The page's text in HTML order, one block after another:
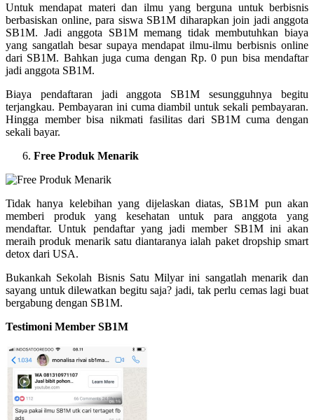
Untuk mendapat materi dan ilmu yang berguna untuk berbisnis
berbasiskan online, para siswa SB1M diharapkan join jadi anggota
SB1M. Jadi anggota SB1M memang tidak membutuhkan biaya
yang sangatlah besar supaya mendapat ilmu-ilmu berbisnis online
dari SB1M. Bahkan juga cuma dengan Rp. 0 pun bisa mendaftar
jadi anggota SB1M.
Biaya pendaftaran jadi anggota SB1M sesungguhnya begitu
terjangkau. Pembayaran ini cuma diambil untuk sekali pembayaran.
Hingga member bisa nikmati fasilitas dari SB1M cuma dengan
sekali bayar.
Free Produk Menarik
Tidak hanya kelebihan yang dijelaskan diatas, SB1M pun akan
memberi produk yang kesehatan untuk para anggota yang
mendaftar. Untuk pendaftar yang jadi member SB1M ini akan
meraih produk menarik satu diantaranya ialah paket dropship smart
detox dari USA.
Bukankah Sekolah Bisnis Satu Milyar ini sangatlah menarik dan
sayang untuk dilewatkan begitu saja? jadi, tak perlu cemas lagi buat
bergabung dengan SB1M.
Testimoni Member SB1M